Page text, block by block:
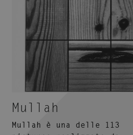
Mullah
Mullah è una delle 113